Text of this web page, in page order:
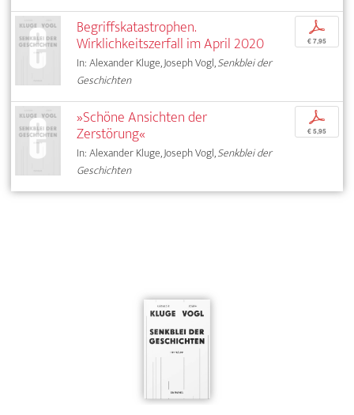
Begriffskatastrophen.
Wirklichkeitszerfall im April 2020
In: Alexander Kluge, Joseph Vogl,Senkblei der
Geschichten
p
€ 7,95
»Schöne Ansichten der
Zerstörung«
In: Alexander Kluge, Joseph Vogl,Senkblei der
Geschichten
p
€ 5,95